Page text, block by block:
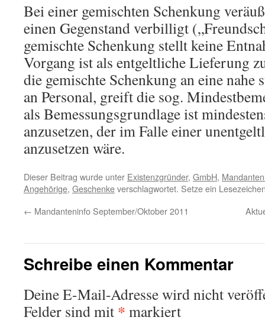
Bei einer gemischten Schenkung
einen Gegenstand verbilligt
gemischte Schenkung stellt keine
Vorgang ist als entgeltliche Lieferung
die gemischte Schenkung an eine nahe
an Personal, greift die sog.
als Bemessungsgrundlage ist
anzusetzen, der im Falle einer
anzusetzen wäre.
Dieser Beitrag wurde unter Existenzgründer, GmbH,
Angehörige, Geschenkeverschlagwortet. Setze ein
← Mandanteninfo September/Oktober 2011
Schreibe einen Kommentar
Deine E-Mail-Adresse wird nicht
Felder sind mit * markiert